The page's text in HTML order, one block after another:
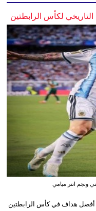
لكأس الرابطتين
ونجم انتر ميامي
أفضل هداف في كأس الرابطتين